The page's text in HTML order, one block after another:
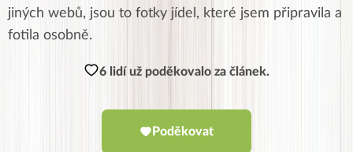
jiných webů, jsou to fotky jídel, které jsem připravila a
fotila osobně.
6 lidí už poděkovalo za článek.
Poděkovat